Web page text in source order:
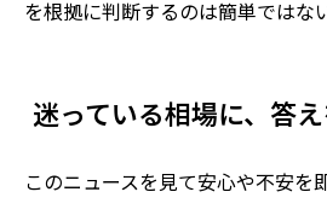
を根拠に判断するのは簡単ではな
迷っている相場に、答
このニュースを見て安心や不安を